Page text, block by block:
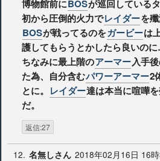
博物館前にBOSが巡回している
初から圧倒的火力でレイダーを
BOSが戦ってるのをガービーは
護してもらうとかしたら良いの
ちなみに最上階のアーマー入手
た為、自分含むパワーアーマー2
とに。 レイダー達は本当に喧嘩
だ。
返信:27
12. 名無しさん 2018年02月16日 16